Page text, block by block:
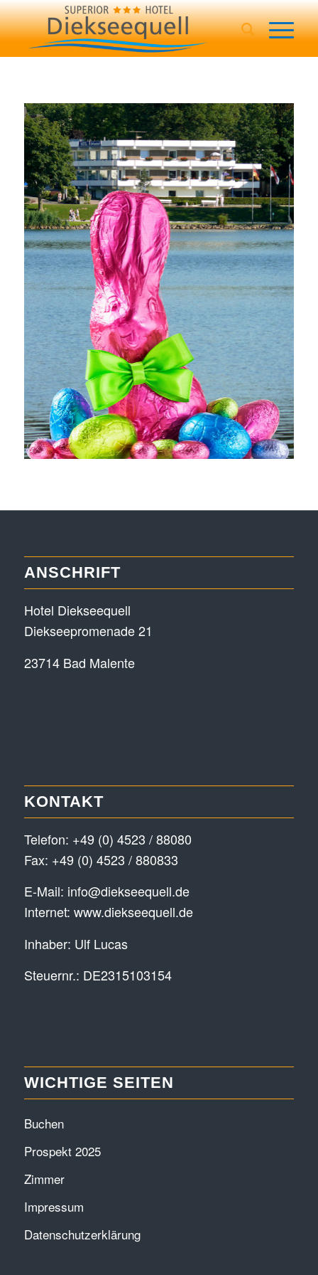
ANSCHRIFT
Hotel Diekseequell
Diekseepromenade 21
23714 Bad Malente
KONTAKT
Telefon: +49 (0) 4523 / 88080
Fax: +49 (0) 4523 / 880833
E-Mail: info@diekseequell.de
Internet: www.diekseequell.de
Inhaber: Ulf Lucas
Steuernr.: DE2315103154
WICHTIGE SEITEN
Buchen
Prospekt 2025
Zimmer
Impressum
Datenschutzerklärung